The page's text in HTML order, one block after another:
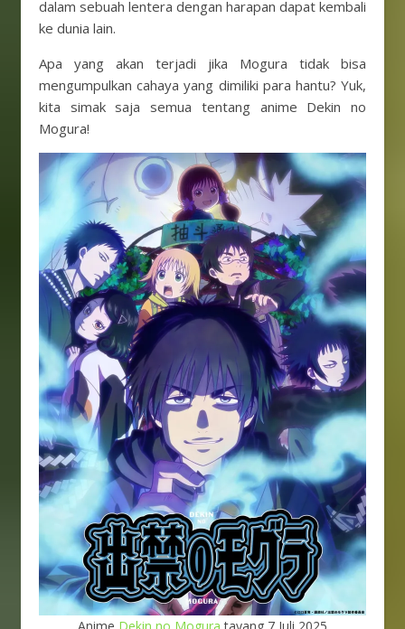
dalam sebuah lentera dengan harapan dapat kembali
ke dunia lain.
Apa yang akan terjadi jika Mogura tidak bisa
mengumpulkan cahaya yang dimiliki para hantu? Yuk,
kita simak saja semua tentang anime Dekin no
Mogura!